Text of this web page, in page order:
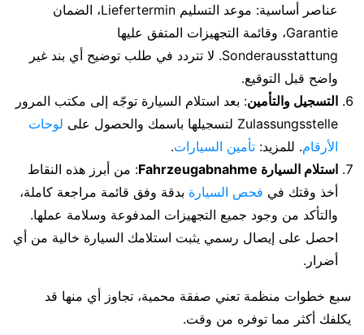
عناصر أساسية: موعد التسليم Liefertermin، الضمان
Garantie، وقائمة التجهيزات المتفق عليها
Sonderausstattung. لا تتردد في طلب توضيح أي بند غير
واضح قبل التوقيع.
التسجيل والتأمين: بعد استلام السيارة توجّه إلى مكتب المرور
Zulassungsstelle لتسجيلها باسمك والحصول على
لوحات
الأرقام. للمزيد: تأمين السيارات.
استلام السيارة Fahrzeugabnahme
: من أبرز هذه النقاط
أخذ وقتك في فحص السيارة بدقة وفق قائمة مراجعة كاملة،
والتأكد من وجود جميع التجهيزات المدفوعة وسلامة عملها.
احصل على إيصال رسمي يثبت استلامك السيارة خالية من أي
أضرار.
سبع خطوات منظمة تعني صفقة محمية، تجاوز أي منها قد
يكلفك أكثر مما توفره من وقت.